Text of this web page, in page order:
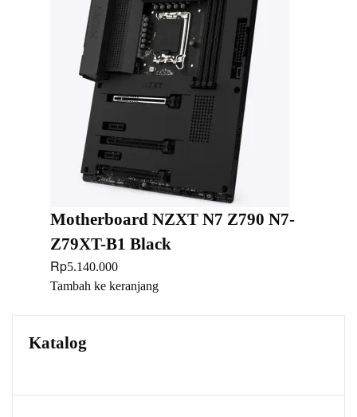
Motherboard NZXT N7 Z790 N7-
Z79XT-B1 Black
Rp5.140.000
Tambah ke keranjang
Katalog